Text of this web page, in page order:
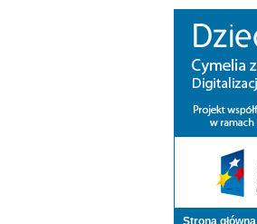
Strona główna